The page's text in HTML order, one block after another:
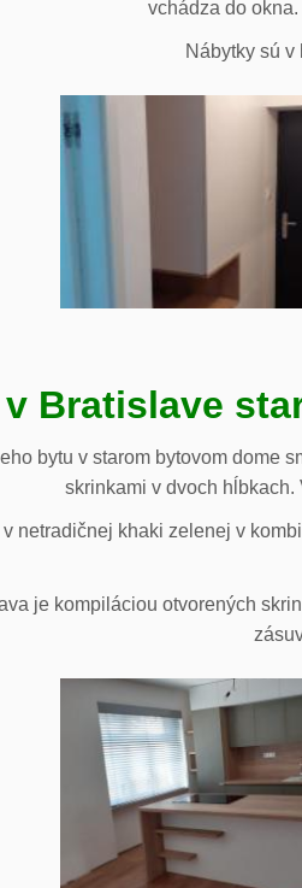
vchádza do
Nábytky sú
Bratislave
bytu v starom bytovom dome
skrinkami v dvoch
netradičnej khaki zelenej v
je kompiláciou otvorených